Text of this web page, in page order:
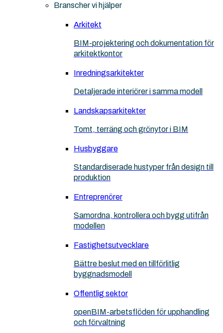
Branscher vi hjälper
Arkitekt
BIM-projektering och dokumentation för
arkitektkontor
Inredningsarkitekter
Detaljerade interiörer i samma modell
Landskapsarkitekter
Tomt, terräng och grönytor i BIM
Husbyggare
Standardiserade hustyper från design till
produktion
Entreprenörer
Samordna, kontrollera och bygg utifrån
modellen
Fastighetsutvecklare
Bättre beslut med en tillförlitlig
byggnadsmodell
Offentlig sektor
openBIM-arbetsflöden för upphandling
och förvaltning